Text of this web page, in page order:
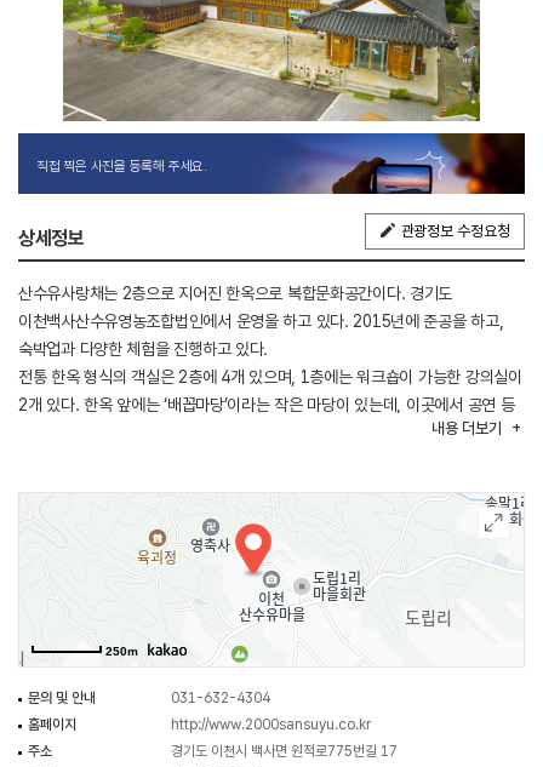
직접 찍은 사진을 등록해 주세요.
상세정보 관광정보 수정요청
산수유사랑채는 2층으로 지어진 한옥으로 복합문화공간이다. 경기도
이천백사산수유영농조합법인에서 운영을 하고 있다. 2015년에 준공을 하고,
숙박업과 다양한 체험을 진행하고 있다.
전통 한옥 형식의 객실은 2층에 4개 있으며, 1층에는 워크숍이 가능한 강의실이
2개 있다. 한옥 앞에는 ‘배꼽마당’이라는 작은 마당이 있는데, 이곳에서 공연 등
로컬여행이 가능한 소규모농촌체험프로그램을 진행 중이다.
내용 더보기
250m
문의 및 안내
031-632-4304
홈페이지
http://www.2000sansuyu.co.kr
주소
경기도 이천시 백사면 원적로775번길 17